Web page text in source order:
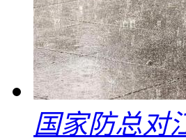
国家防总对